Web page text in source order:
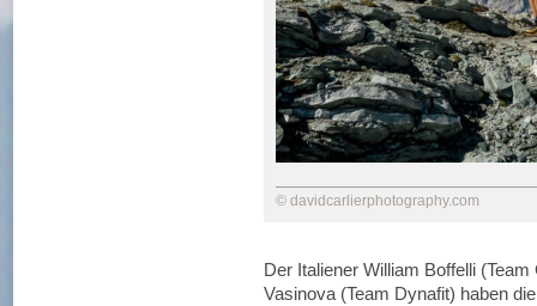
© davidcarlierphotography.com
Der Italiener William Boffelli
Vasinova (Team Dynafit) haben